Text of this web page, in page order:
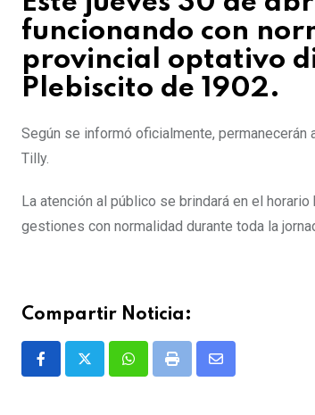
funcionando con
provincial optativo
Plebiscito de 1902.
Según se informó oficialmente, permanecerán
Tilly.
La atención al público se brindará en el
gestiones con normalidad durante toda la
Compartir Noticia:
WhatsappPrint
Share